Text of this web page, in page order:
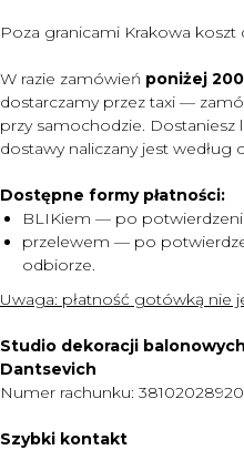
Poza granicami Krakowa
W razie zamówień poniżej 200
dostarczamy przez taxi —
przy samochodzie. Dostaniesz
dostawy naliczany jest według
Dostępne formy płatności:
BLIKiem — po
przelewem — po
odbiorze.
Uwaga: płatność gotówką nie
Studio dekoracji
Dantsevich
Numer rachunku:
Szybki kontakt
KONTAKT
O NAS
CENNIK